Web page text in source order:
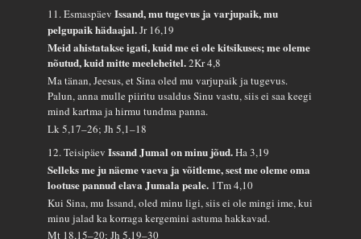
11. EsmaspäevIssand, mu tugevus ja varjupaik, mu
pelgupaik hädaajal.Jr 16,19
Meid ahistatakse igati, kuid me ei ole kitsikuses; me oleme
nõutud, kuid mitte meeleheitel.2Kr 4,8
Ma tänan, Jeesus, et Sina oled mu varjupaik ja tugevus.
Palun, anna mulle piiritu usaldus Sinu vastu, siis ei saa keegi
mind kartma ja hirmu tundma panna.
Lk 5,17–26; Jh 5,1–18
12. TeisipäevIssand Jumal on minu jõud.Ha 3,19
Selleks me ju näeme vaeva ja võitleme, sest me oleme oma
lootuse pannud elava Jumala peale. 1Tm 4,10
Kui Sina, mu Issand, oled minu ligi, siis ei ole mingi ime, kui
minu jalad ka korraga kergemini astuma hakkavad.
Mt 18,15–20; Jh 5,19–30